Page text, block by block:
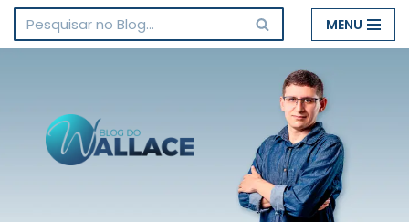
Pular
conteúdo
MENU